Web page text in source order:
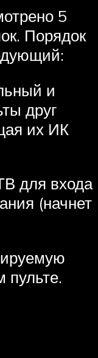
5
Порядок
и
друг
их ИК
для входа
(начнет
пульте.